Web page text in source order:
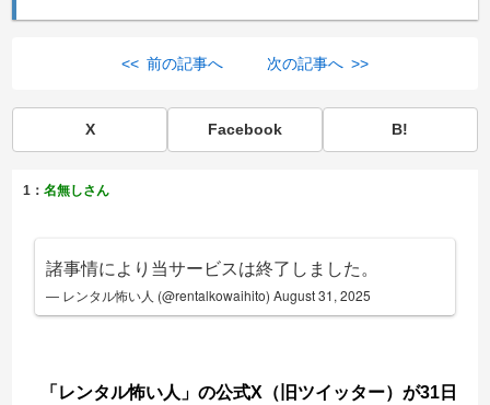
<< 前の記事へ 次の記事へ >>
X Facebook B!
1：名無しさん
諸事情により当サービスは終了しました。
— レンタル怖い人 (@rentalkowaihito)August 31, 2025
「レンタル怖い人」の公式X（旧ツイッター）が31日